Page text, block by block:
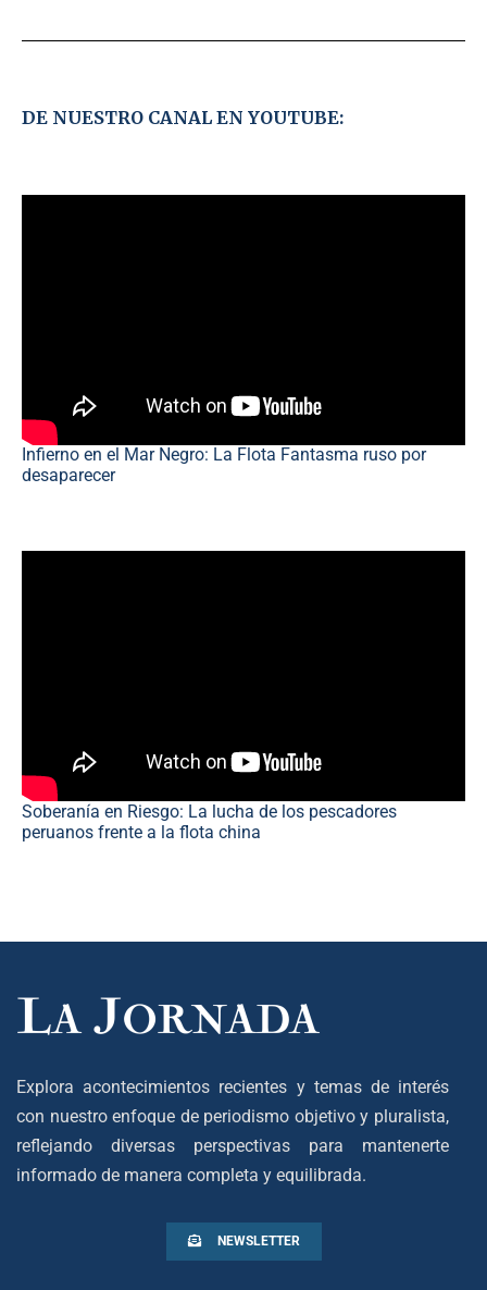
DE NUESTRO CANAL EN YOUTUBE:
Infierno en el Mar Negro: La Flota Fantasma ruso por
desaparecer
Soberanía en Riesgo: La lucha de los pescadores
peruanos frente a la flota china
Explora acontecimientos recientes y temas de interés
con nuestro enfoque de periodismo objetivo y pluralista,
reflejando diversas perspectivas para mantenerte
informado de manera completa y equilibrada.
NEWSLETTER